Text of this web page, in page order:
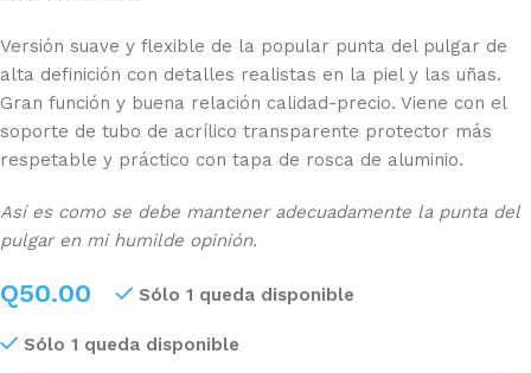
Versión suave y flexible de la popular punta del pulgar de
alta definición con detalles realistas en la piel y las uñas.
Gran función y buena relación calidad-precio. Viene con el
soporte de tubo de acrílico transparente protector más
respetable y práctico con tapa de rosca de aluminio.
Así es como se debe mantener adecuadamente la punta del
pulgar en mi humilde opinión.
Q50.00 Sólo 1 queda disponible
Sólo 1 queda disponible